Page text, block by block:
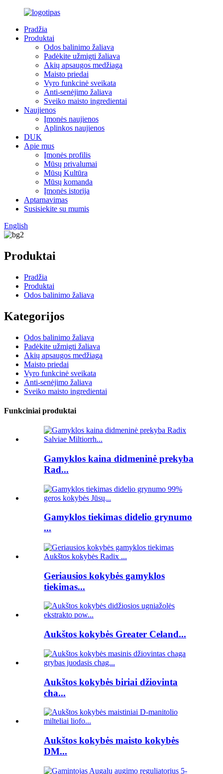
Pradžia
Produktai
Odos balinimo žaliava
Padėkite užmigti žaliava
Akių apsaugos medžiaga
Maisto priedai
Vyro funkcinė sveikata
Anti-senėjimo žaliava
Sveiko maisto ingredientai
Naujienos
Įmonės naujienos
Aplinkos naujienos
DUK
Apie mus
Įmonės profilis
Mūsų privalumai
Mūsų Kultūra
Mūsų komanda
Įmonės istorija
Aptarnavimas
Susisiekite su mumis
English
Produktai
Pradžia
Produktai
Odos balinimo žaliava
Kategorijos
Odos balinimo žaliava
Padėkite užmigti žaliava
Akių apsaugos medžiaga
Maisto priedai
Vyro funkcinė sveikata
Anti-senėjimo žaliava
Sveiko maisto ingredientai
Funkciniai produktai
Gamyklos kaina didmeninė prekyba
Rad...
Gamyklos tiekimas didelio grynumo
...
Geriausios kokybės gamyklos
tiekimas...
Aukštos kokybės Greater Celand...
Aukštos kokybės biriai džiovinta
cha...
Aukštos kokybės maisto kokybės
DM...